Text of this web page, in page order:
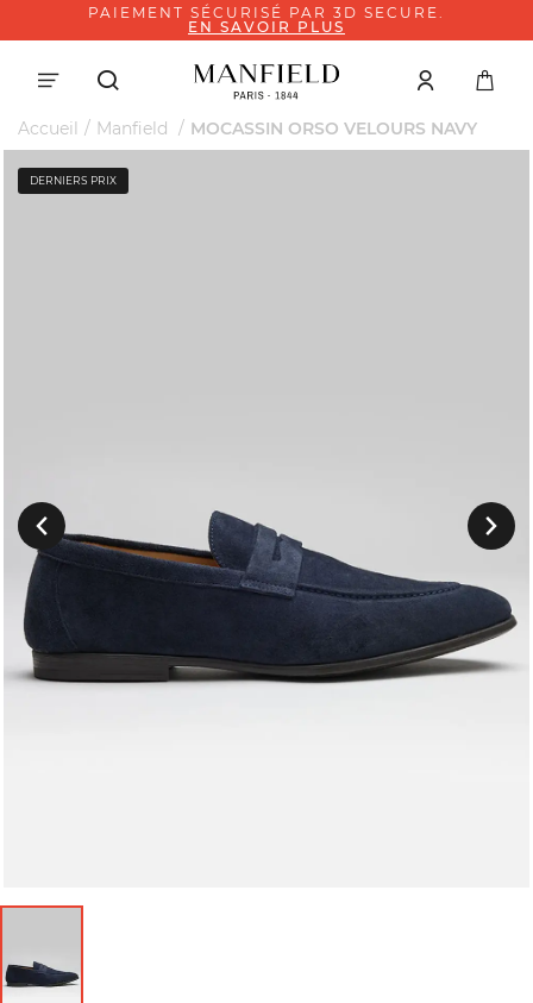
PAIEMENT SÉCURISÉ PAR 3D SECURE.
EN SAVOIR PLUS
Accueil Manfield MOCASSIN ORSO VELOURS NAVY
Précedent Suivant
DERNIERS PRIX